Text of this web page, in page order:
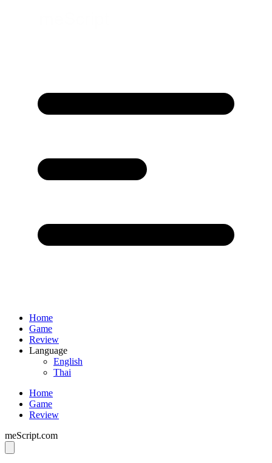
Home
Game
Review
Language
English
Thai
Home
Game
Review
meScript.com